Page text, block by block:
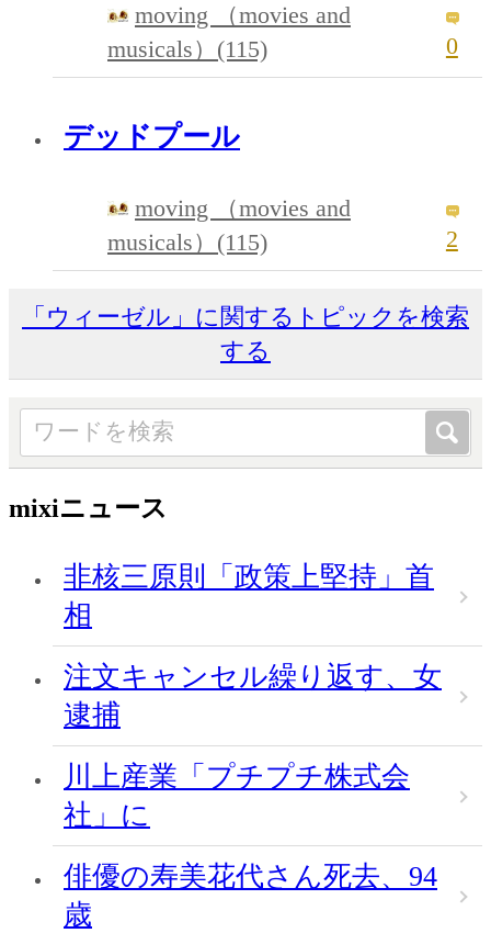
moving （movies and
musicals）(115)
0
デッドプール
moving （movies and
musicals）(115)
2
「ウィーゼル」に関するトピックを検索
する
mixiニュース
非核三原則「政策上堅持」首
相
注文キャンセル繰り返す、女
逮捕
川上産業「プチプチ株式会
社」に
俳優の寿美花代さん死去、94
歳